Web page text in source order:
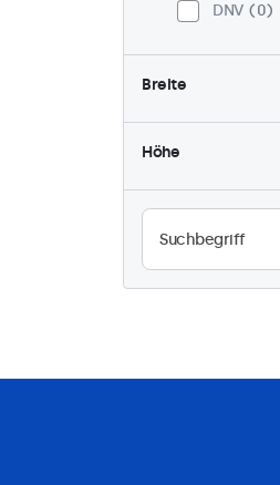
DNV
0
Breite
Höhe